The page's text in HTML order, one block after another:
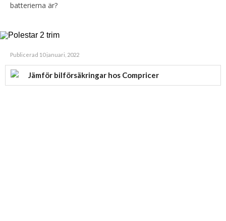
batterierna är?
Publicerad 10 januari, 2022
Jämför bilförsäkringar hos Compricer